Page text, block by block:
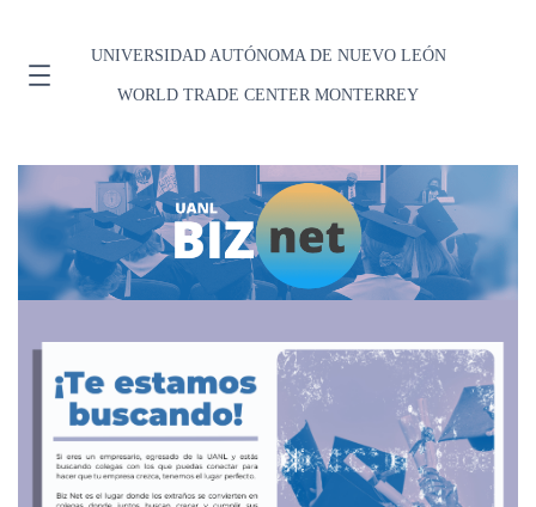
UNIVERSIDAD AUTÓNOMA DE NUEVO LEÓN
WORLD TRADE CENTER MONTERREY